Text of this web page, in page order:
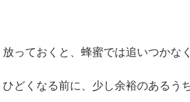
放っておくと、蜂蜜では追いつかな
ひどくなる前に、少し余裕のあるう